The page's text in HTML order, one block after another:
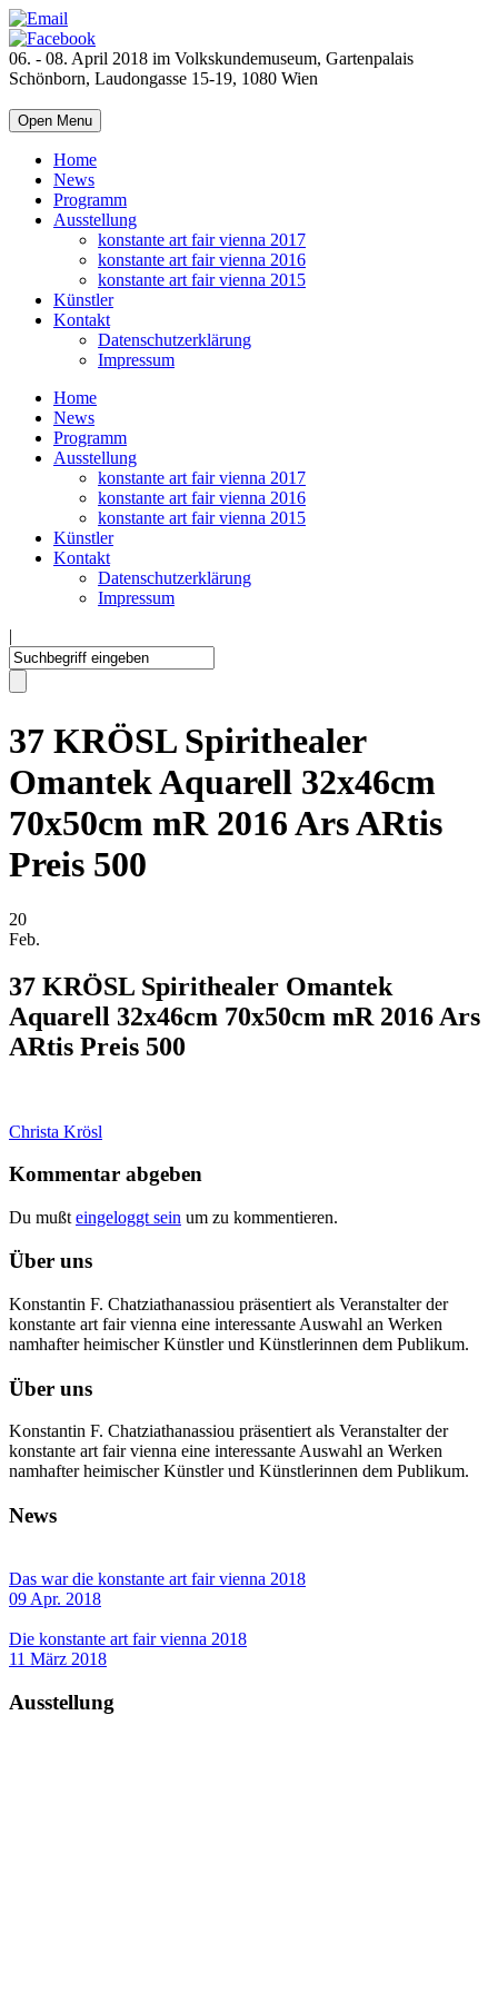
06. - 08. April 2018 im Volkskundemuseum, Gartenpalais
Schönborn, Laudongasse 15-19, 1080 Wien
Open Menu
Home
News
Programm
Ausstellung
konstante art fair vienna 2017
konstante art fair vienna 2016
konstante art fair vienna 2015
Künstler
Kontakt
Datenschutzerklärung
Impressum
Home
News
Programm
Ausstellung
konstante art fair vienna 2017
konstante art fair vienna 2016
konstante art fair vienna 2015
Künstler
Kontakt
Datenschutzerklärung
Impressum
|
37 KRÖSL Spirithealer
Omantek Aquarell 32x46cm
70x50cm mR 2016 Ars ARtis
Preis 500
20
Feb.
37 KRÖSL Spirithealer Omantek
Aquarell 32x46cm 70x50cm mR 2016 Ars
ARtis Preis 500
Christa Krösl
Kommentar abgeben
Du mußt eingeloggt sein um zu kommentieren.
Über uns
Konstantin F. Chatziathanassiou präsentiert als Veranstalter der
konstante art fair vienna eine interessante Auswahl an Werken
namhafter heimischer Künstler und Künstlerinnen dem Publikum.
Über uns
Konstantin F. Chatziathanassiou präsentiert als Veranstalter der
konstante art fair vienna eine interessante Auswahl an Werken
namhafter heimischer Künstler und Künstlerinnen dem Publikum.
News
Das war die konstante art fair vienna 2018
09 Apr. 2018
Die konstante art fair vienna 2018
11 März 2018
Ausstellung